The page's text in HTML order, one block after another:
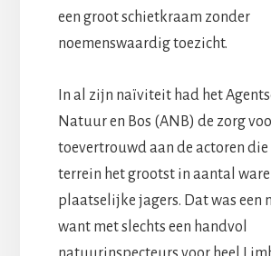
een groot schietkraam zonder
noemenswaardig toezicht.
In al zijn naïviteit had het
Natuur en Bos (ANB) de zorg
toevertrouwd aan de actoren die
terrein het grootst in aantal
plaatselijke jagers. Dat was een
want met slechts een handvol